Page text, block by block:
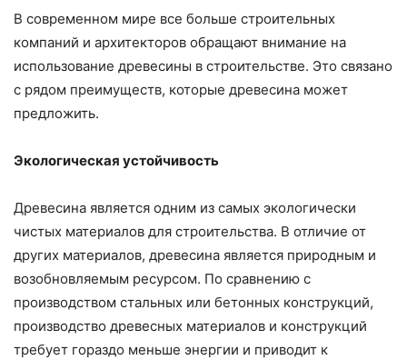
В современном мире все больше строительных
компаний и архитекторов обращают внимание на
использование древесины в строительстве. Это связано
с рядом преимуществ, которые древесина может
предложить.
Экологическая устойчивость
Древесина является одним из самых экологически
чистых материалов для строительства. В отличие от
других материалов, древесина является природным и
возобновляемым ресурсом. По сравнению с
производством стальных или бетонных конструкций,
производство древесных материалов и конструкций
требует гораздо меньше энергии и приводит к